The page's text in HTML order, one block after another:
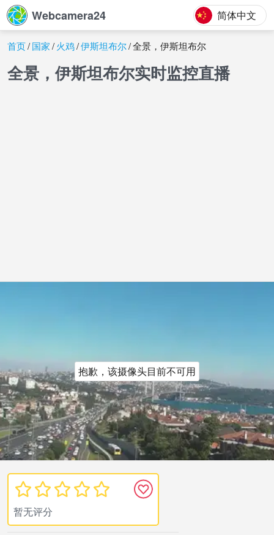
Webcamera24 简体中文
首页 国家 火鸡 伊斯坦布尔 全景，伊斯坦布尔
全景，伊斯坦布尔实时监控直播
抱歉，该摄像头目前不可用
暂无评分